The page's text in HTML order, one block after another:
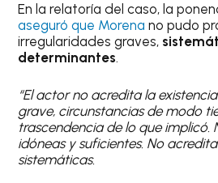
En la relatoría del caso, la
aseguró que Morena no pudo
irregularidades graves,
determinantes.
“El actor no acredita la
grave, circunstancias de modo
trascendencia de lo que
idóneas y suficientes. No
sistemáticas.